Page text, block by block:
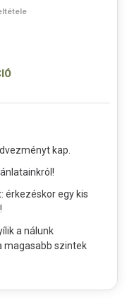
kap.
érkezéskor egy kis
a nálunk
magasabb szintek